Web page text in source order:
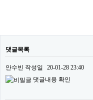
댓글목록
안수빈 작성일
20-01-28 23:40
댓글내용 확인